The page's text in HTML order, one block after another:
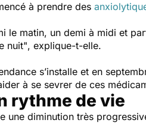
à prendre des
le matin, un demi à midi et
nuit", explique-t-elle.
s’installe et en
à se sevrer de ces
rythme de vie
une diminution très